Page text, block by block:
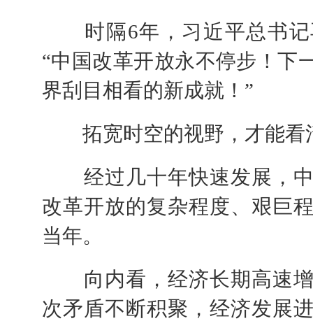
时隔6年，习近平总书记
“中国改革开放永不停步！下
界刮目相看的新成就！”
拓宽时空的视野，才能看
经过几十年快速发展，中
改革开放的复杂程度、艰巨
当年。
向内看，经济长期高速增
次矛盾不断积聚，经济发展